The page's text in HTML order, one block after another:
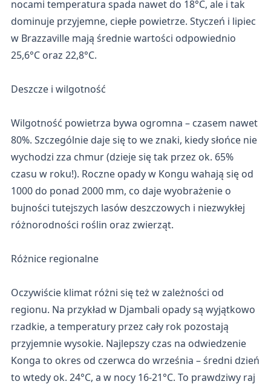
nocami temperatura spada nawet do 18°C, ale i tak
dominuje przyjemne, ciepłe powietrze. Styczeń i lipiec
w Brazzaville mają średnie wartości odpowiednio
25,6°C oraz 22,8°C.
Deszcze i wilgotność
Wilgotność powietrza bywa ogromna – czasem nawet
80%. Szczególnie daje się to we znaki, kiedy słońce nie
wychodzi zza chmur (dzieje się tak przez ok. 65%
czasu w roku!). Roczne opady w Kongu wahają się od
1000 do ponad 2000 mm, co daje wyobrażenie o
bujności tutejszych lasów deszczowych i niezwykłej
różnorodności roślin oraz zwierząt.
Różnice regionalne
Oczywiście klimat różni się też w zależności od
regionu. Na przykład w Djambali opady są wyjątkowo
rzadkie, a temperatury przez cały rok pozostają
przyjemnie wysokie. Najlepszy czas na odwiedzenie
Konga to okres od czerwca do września – średni dzień
to wtedy ok. 24°C, a w nocy 16-21°C. To prawdziwy raj